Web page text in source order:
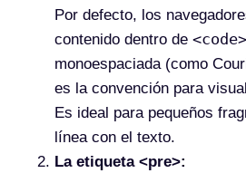
Por defecto, los
contenido dentro de <code>
monoespaciada (como
es la convención para
Es ideal para pequeños
línea con el texto.
La etiqueta <pre>: